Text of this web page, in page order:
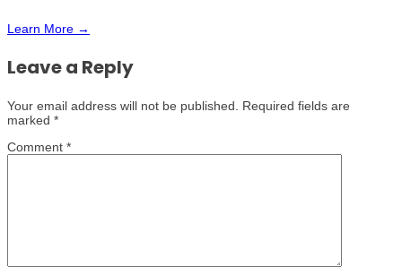
Learn More →
Leave a Reply
Your email address will not be published.
Required fields are
marked *
Comment *